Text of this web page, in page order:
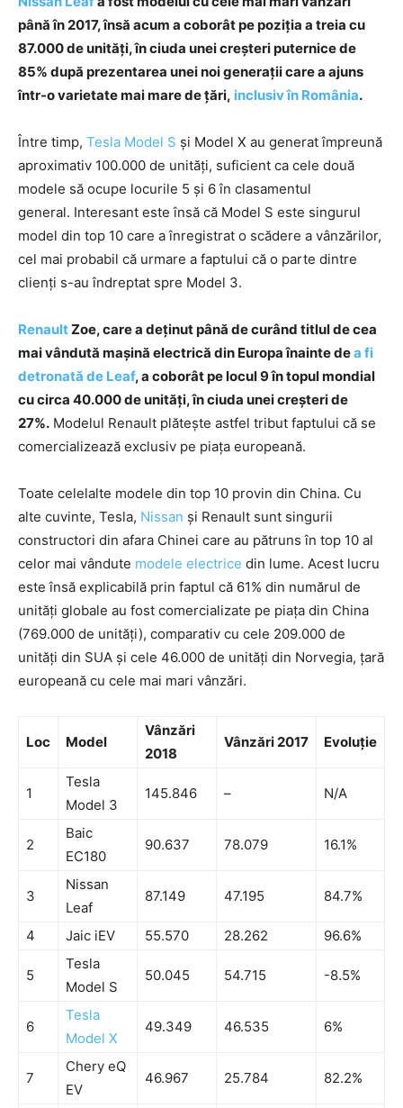
până în 2017, însă acum a coborât pe poziția a treia cu
87.000 de unități, în ciuda unei creșteri puternice de
85% după prezentarea unei noi generații care a ajuns
într-o varietate mai mare de țări, inclusiv în România.
Între timp, Tesla Model S și Model X au generat împreună
aproximativ 100.000 de unități, suficient ca cele două
modele să ocupe locurile 5 și 6 în clasamentul
general. Interesant este însă că Model S este singurul
model din top 10 care a înregistrat o scădere a vânzărilor,
cel mai probabil că urmare a faptului că o parte dintre
clienți s-au îndreptat spre Model 3.
RenaultZoe, care a deținut până de curând titlul de cea
mai vândută mașină electrică din Europa înainte dea fi
detronată de Leaf, a coborât pe locul 9 în topul mondial
cu circa 40.000 de unități, în ciuda unei creșteri de
27%. Modelul Renault plătește astfel tribut faptului că se
comercializează exclusiv pe piața europeană.
Toate celelalte modele din top 10 provin din China. Cu
alte cuvinte, Tesla, Nissan și Renault sunt singurii
constructori din afara Chinei care au pătruns în top 10 al
celor mai vândute modele electrice din lume. Acest lucru
este însă explicabilă prin faptul că 61% din numărul de
unități globale au fost comercializate pe piața din China
(769.000 de unități), comparativ cu cele 209.000 de
unități din SUA și cele 46.000 de unități din Norvegia, țară
europeană cu cele mai mari vânzări.
Loc Model
Vânzări
2018
Vânzări 2017 Evoluție
1
Tesla
Model 3
145.846 – N/A
2
Baic
EC180
90.637 78.079 16.1%
3
Nissan
Leaf
87.149 47.195 84.7%
4 Jaic iEV 55.570 28.262 96.6%
5
Tesla
Model S
50.045 54.715 -8.5%
6
Tesla
Model X
49.349 46.535 6%
7
Chery eQ
EV
46.967 25.784 82.2%